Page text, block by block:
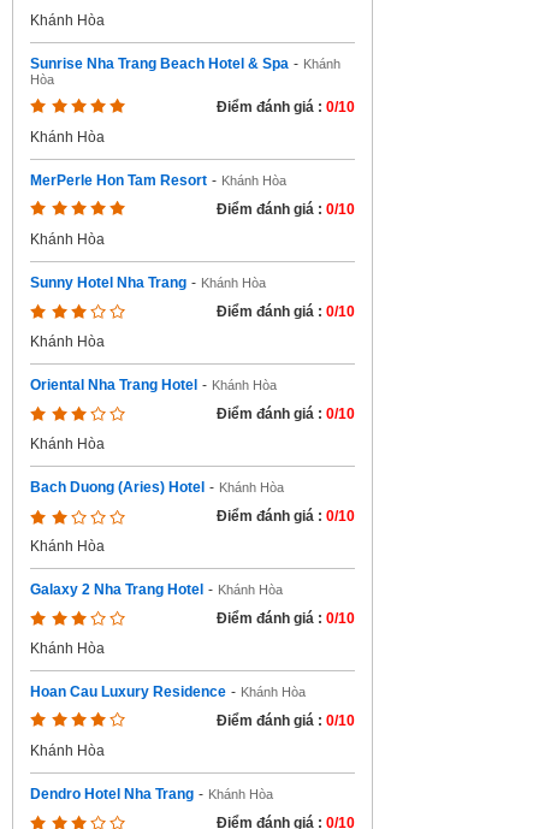
Khánh Hòa
Sunrise Nha Trang Beach Hotel & Spa - Khánh
Hòa
Điểm đánh giá : 0/10
Khánh Hòa
MerPerle Hon Tam Resort - Khánh Hòa
Điểm đánh giá : 0/10
Khánh Hòa
Sunny Hotel Nha Trang - Khánh Hòa
Điểm đánh giá : 0/10
Khánh Hòa
Oriental Nha Trang Hotel - Khánh Hòa
Điểm đánh giá : 0/10
Khánh Hòa
Bach Duong (Aries) Hotel - Khánh Hòa
Điểm đánh giá : 0/10
Khánh Hòa
Galaxy 2 Nha Trang Hotel - Khánh Hòa
Điểm đánh giá : 0/10
Khánh Hòa
Hoan Cau Luxury Residence - Khánh Hòa
Điểm đánh giá : 0/10
Khánh Hòa
Dendro Hotel Nha Trang - Khánh Hòa
Điểm đánh giá : 0/10